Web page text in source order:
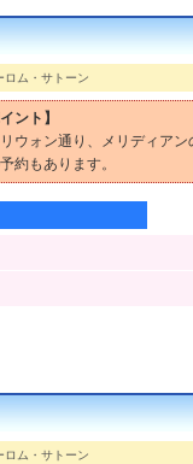
ロム・サトーン
ント】
ウォン通り、メリディア
約もあります。
ロム・サトーン